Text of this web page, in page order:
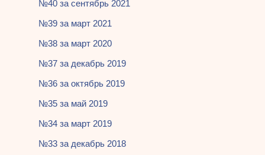
№40 за сентябрь 2021
№39 за март 2021
№38 за март 2020
№37 за декабрь 2019
№36 за октябрь 2019
№35 за май 2019
№34 за март 2019
№33 за декабрь 2018